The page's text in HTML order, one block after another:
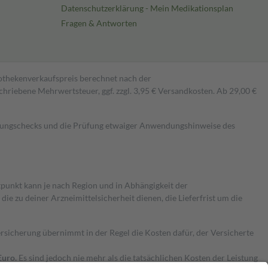
Datenschutzerklärung - Mein Medikationsplan
Fragen & Antworten
berechnet nach der
Mehrwertsteuer, ggf. zzgl. 3,95 € Versandkosten. Ab 29,00 €
und die Prüfung etwaiger Anwendungshinweise des
kann je nach Region und in Abhängigkeit der
zu deiner Arzneimittelsicherheit dienen, die Lieferfrist um die
übernimmt in der Regel die Kosten dafür, der Versicherte
Es sind jedoch nie mehr als die tatsächlichen Kosten der Leistung